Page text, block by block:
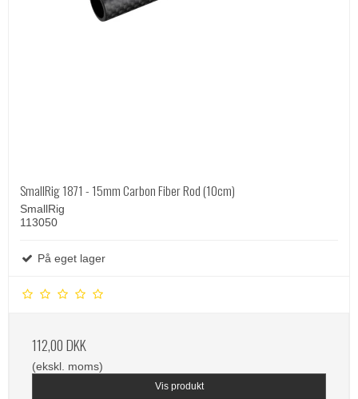
SmallRig 1871 - 15mm Carbon Fiber Rod (10cm)
SmallRig
113050
På eget lager
112,00 DKK
(ekskl. moms)
Vis produkt